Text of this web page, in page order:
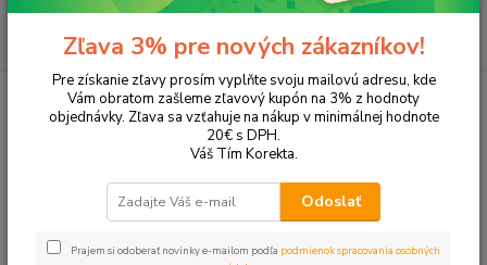
Hľadať
Tonery a náplne do tlačiarní Hewlett Packard
HP DeskJet
DeskJet F4224
DeskJet F4224
V tejto kategórii nebol nájdený žiadny tovar.
Zľava 3% pre nových zákazníkov!
Pre získanie zľavy prosím vyplňte svoju mailovú adresu, kde
Vám obratom zašleme zľavový kupón na 3% z hodnoty
objednávky. Zľava sa vzťahuje na nákup v minimálnej hodnote
20€ s DPH.
Váš Tím Korekta.
Odoslať
Prajem si odoberať novinky e-mailom podľa podmienok spracovania osobných